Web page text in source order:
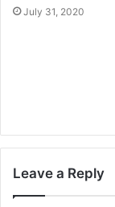
July 31, 2020
Leave a Reply